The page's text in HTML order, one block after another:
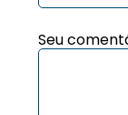
Seu